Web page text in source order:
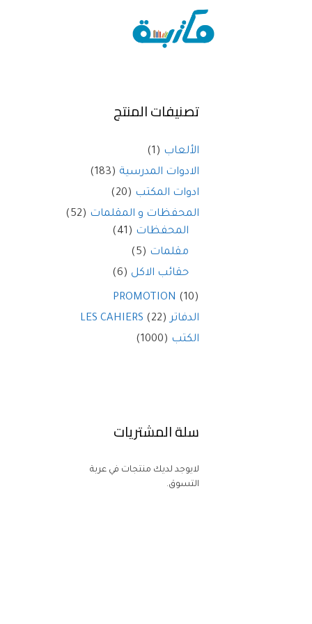
تصنيفات المنتج
الألعاب (1)
الادوات المدرسية (183)
ادوات المكتب (20)
المحفظات و المقلمات (52)
المحفظات (41)
مقلمات (5)
حقائب الاكل (6)
PROMOTION (10)
الدفاتر LES CAHIERS (22)
الكتب (1000)
سلة المشتريات
لايوجد لديك منتجات في عربة
التسوق.